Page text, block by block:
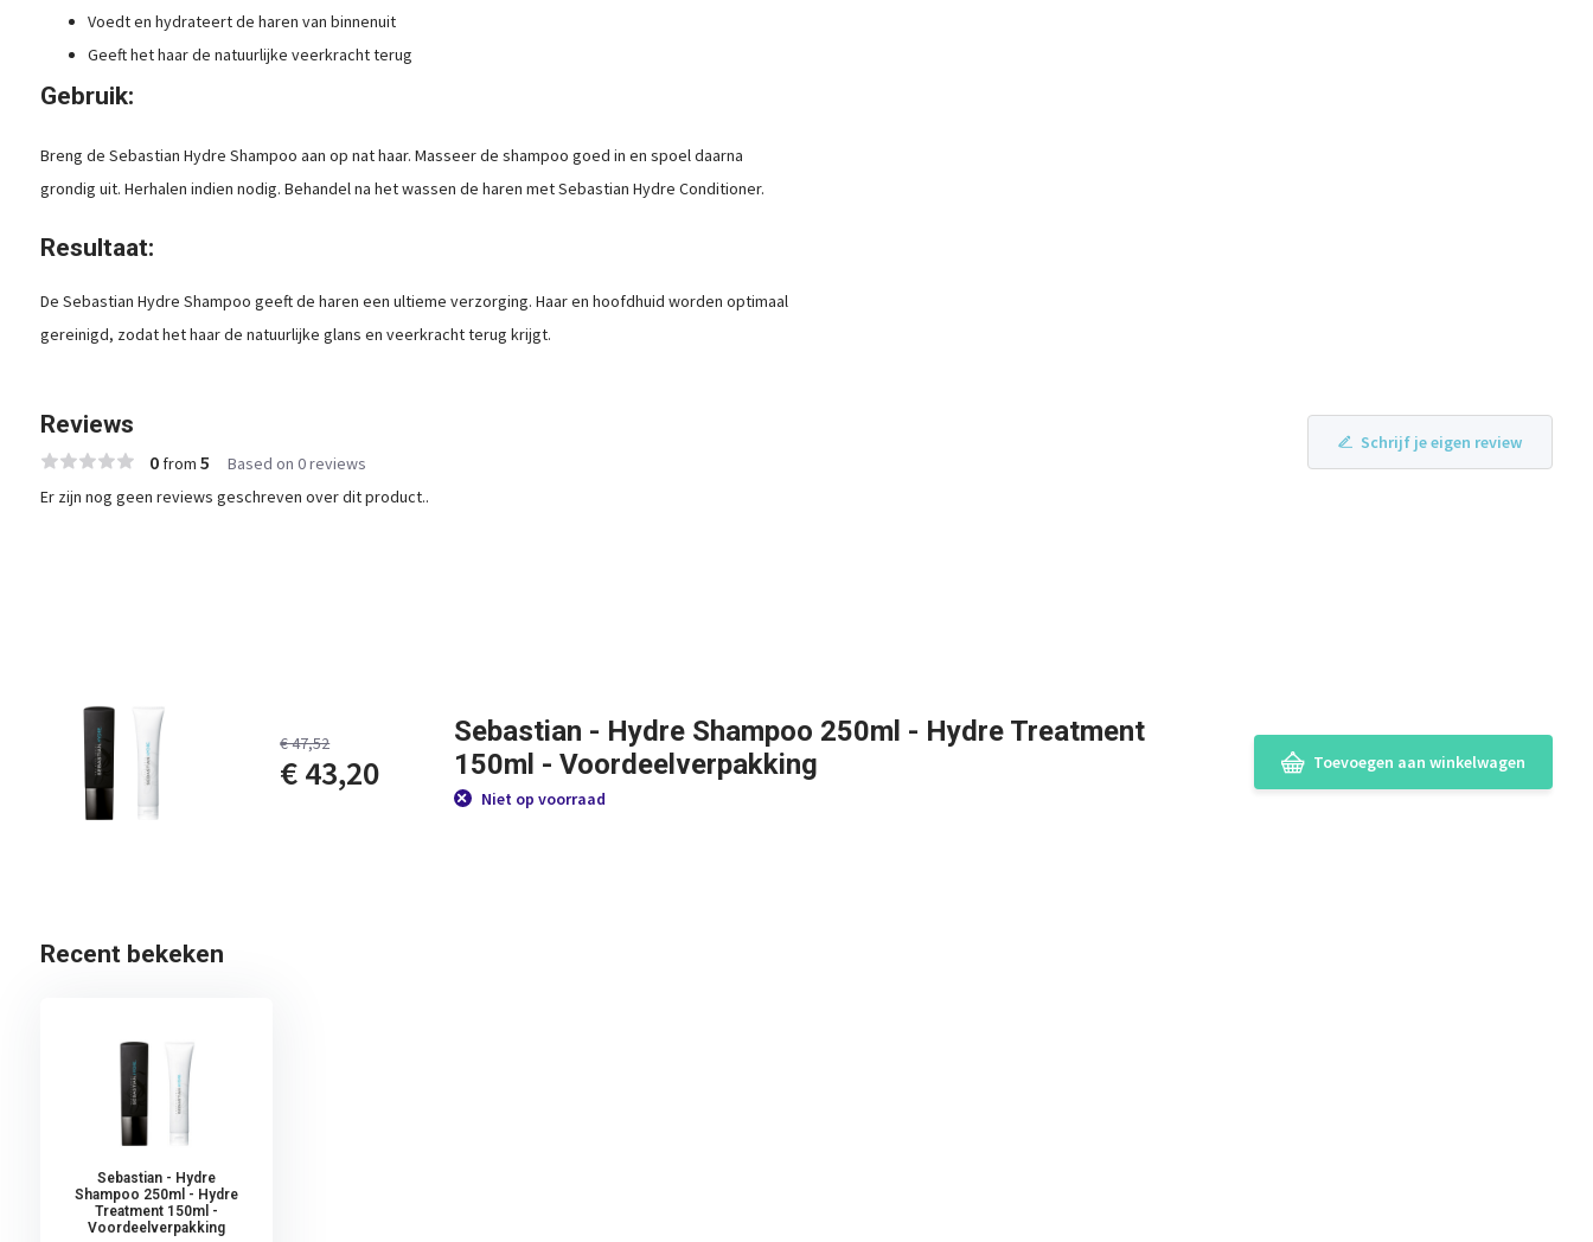
Voedt en hydrateert de haren van binnenuit
Geeft het haar de natuurlijke veerkracht terug
Gebruik:
Breng de Sebastian Hydre Shampoo aan op nat haar. Masseer de shampoo goed in en spoel daarna
grondig uit. Herhalen indien nodig. Behandel na het wassen de haren met Sebastian Hydre Conditioner.
Resultaat:
De Sebastian Hydre Shampoo geeft de haren een ultieme verzorging. Haar en hoofdhuid worden optimaal
gereinigd, zodat het haar de natuurlijke glans en veerkracht terug krijgt.
Reviews
0from 5 Based on 0 reviews
Schrijf je eigen review
Er zijn nog geen reviews geschreven over dit product..
€ 47,52
€ 43,20
Sebastian - Hydre Shampoo 250ml - Hydre Treatment
150ml - Voordeelverpakking
Niet op voorraad
Toevoegen aan winkelwagen
Recent bekeken
Sebastian - Hydre
Shampoo 250ml - Hydre
Treatment 150ml -
Voordeelverpakking